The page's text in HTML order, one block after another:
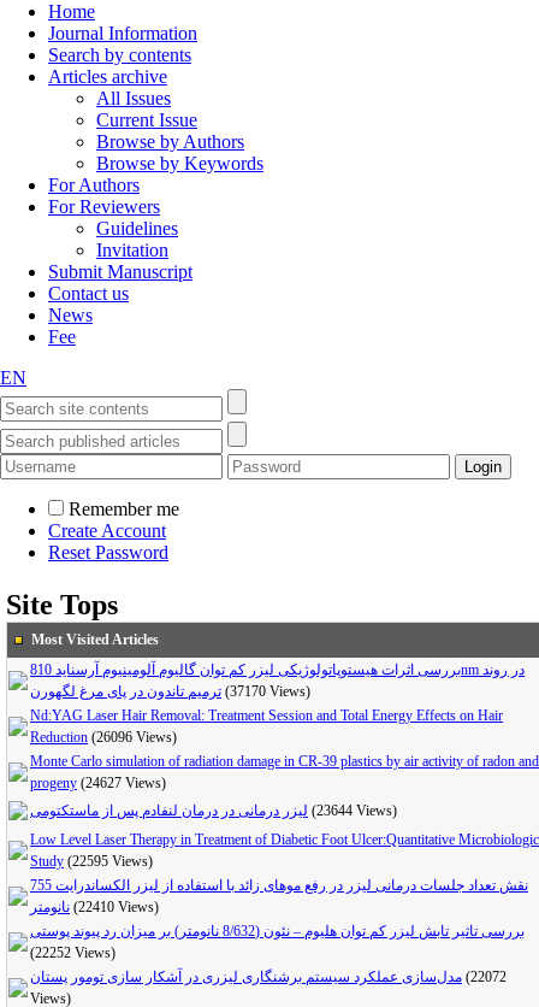
Home
Journal Information
Search by contents
Articles archive
All Issues
Current Issue
Browse by Authors
Browse by Keywords
For Authors
For Reviewers
Guidelines
Invitation
Submit Manuscript
Contact us
News
Fee
EN
Remember me
Create Account
Reset Password
Site Tops
Most Visited Articles
بررسی اثرات هیستوپاتولوژیکی لیزر کم توان گالیوم آلومینیوم آرسناید 810nm در روند
ترمیم تاندون در پای مرغ لگهورن (37170 Views)
Nd:YAG Laser Hair Removal: Treatment Session and Total Energy Effects on Hair
Reduction (26096 Views)
Monte Carlo simulation of radiation damage in CR-39 plastics by air activity of radon and
progeny (24627 Views)
لیزر درمانی در درمان لنفادم پس از ماستکتومی (23644 Views)
Low Level Laser Therapy in Treatment of Diabetic Foot Ulcer:Quantitative Microbiologic
Study (22595 Views)
نقش تعداد جلسات درمانی لیزر در رفع موهای زائد با استفاده از لیزر الکساندرایت 755
نانومتر (22410 Views)
بررسی تاثیر تابش لیزر کم توان هلیوم – نئون (8/632 نانومتر) بر میزان رد پیوند پوستی
(22252 Views)
مدل‌سازی عملکرد سیستم برشنگاری لیزری در آشکار سازی تومور پستان (22072
Views)